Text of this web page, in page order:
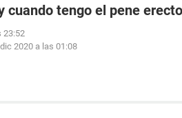
cuando tengo el pene
23:52
2020 a las 01:08